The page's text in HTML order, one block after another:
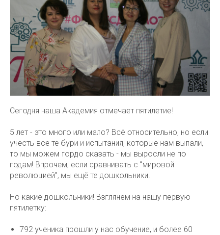
Сегодня наша Академия отмечает пятилетие!
5 лет - это много или мало? Всё относительно, но если
учесть все те бури и испытания, которые нам выпали,
то мы можем гордо сказать - мы выросли не по
годам! Впрочем, если сравнивать с "мировой
революцией", мы ещё те дошкольники.
Но какие дошкольники! Взглянем на нашу первую
пятилетку:
792 ученика прошли у нас обучение, и более 60